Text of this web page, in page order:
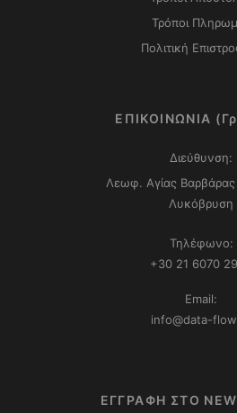
Τρόποι
Πολιτική
ΕΠΙΚΟΙΝΩΝΙΑ
Διεύθυνση:
Λεωφ. Αγίας Βαρβάρας
Λυκόβρυση
Τηλέφωνο:
+30 21 6070
Email:
info@data-
ΕΓΓΡΑΦΗ ΣΤΟ